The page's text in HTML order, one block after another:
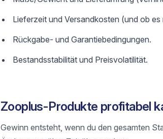
Lieferzeit und Versandkosten (und ob
Rückgabe- und Garantiebedingungen.
Bestandsstabilität und Preisvolatilität.
Zooplus-Produkte profitabel
Gewinn entsteht, wenn du den gesamten